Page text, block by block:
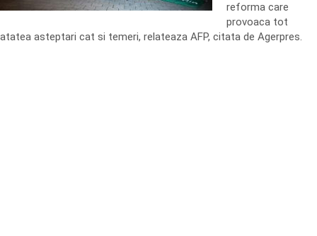
reforma care
provoaca tot
atatea asteptari cat si temeri, relateaza AFP, citata de Agerpres.